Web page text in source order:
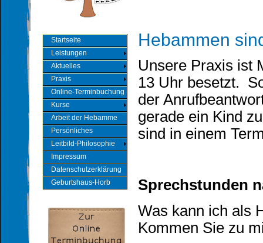
Startseite
Leistungen
Aktuelles
Praxis
Online-Terminbuchung
Kurse
Arbeit der Hebamme
Persönliches
Leitbild-Philosophie
Impressum
Datenschutzerklärung
Geburtshaus-Horb
Hebammen
Unsere Praxis ist
13 Uhr besetzt.
der
gerade ein Kind
sind in einem
Sprechstunden
Was kann ich als
Kommen Sie zu